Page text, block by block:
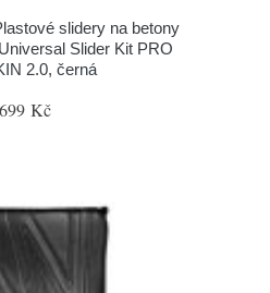
slidery na betony
Slider Kit PRO
2.0, černá
Kč